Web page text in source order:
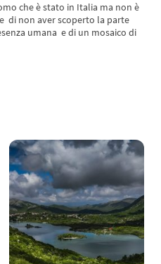
che è stato in Italia ma non è
di non aver scoperto la parte
umana e di un mosaico di